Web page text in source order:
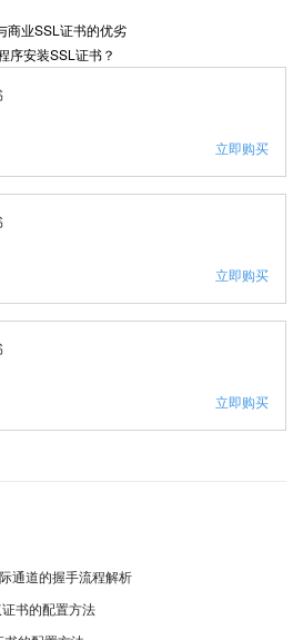
商业SSL证书的优劣
序安装SSL证书？
立即购买
立即购买
立即购买
通道的握手流程解析
书的配置方法